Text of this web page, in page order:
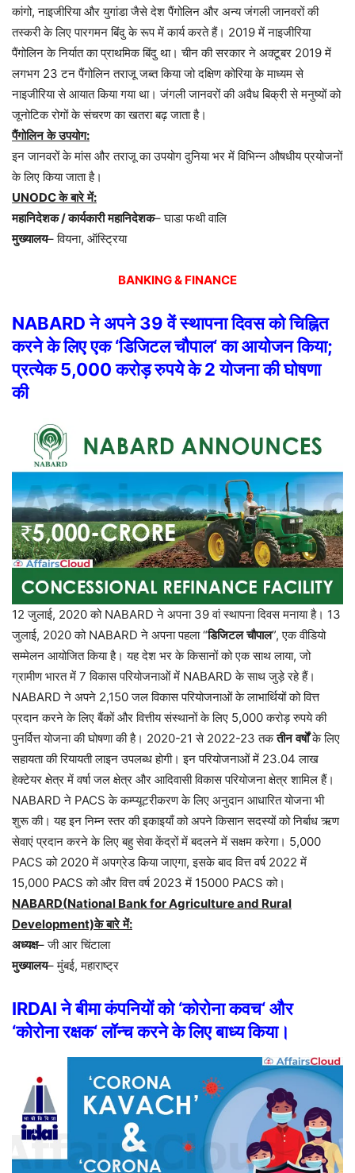
कांगो,नाइजीरिया और युगांडा जैसे देश पैंगोलिन और अन्य जंगली जानवरों की
तस्करी के लिए पारगमन बिंदु के रूप में कार्य करते हैं। 2019में नाइजीरिया
पैंगोलिन के निर्यात का प्राथमिक बिंदु था। चीन की सरकार ने अक्टूबर 2019में
लगभग 23टन पैंगोलिन तराजू जब्त किया जो दक्षिण कोरिया के माध्यम से
नाइजीरिया से आयात किया गया था। जंगली जानवरों की अवैध बिक्री से मनुष्यों को
जूनोटिक रोगों के संचरण का खतरा बढ़ जाता है।
पैंगोलिन के उपयोग:
इन जानवरों के मांस और तराजू का उपयोग दुनिया भर में विभिन्न औषधीय प्रयोजनों
के लिए किया जाता है।
UNODCके बारे में:
महानिदेशक/कार्यकारी महानिदेशक–घाडा फथी वालि
मुख्यालय–वियना, ऑस्ट्रिया
BANKING & FINANCE
NABARDनेअपने39वेंस्थापनादिवसकोचिह्नित
करनेकेलिएएक‘डिजिटलचौपाल‘काआयोजनकिया;
प्रत्येक5,000करोड़रुपयेके2योजनाकीघोषणा
की
12जुलाई, 2020कोNABARDने अपना39वां स्थापना दिवस मनाया है। 13
जुलाई, 2020कोNABARDने अपना पहला“डिजिटल चौपाल”,एक वीडियो
सम्मेलन आयोजित किया है। यह देश भर के किसानों को एक साथ लाया,जो
ग्रामीण भारत में 7विकास परियोजनाओं में NABARDके साथ जुड़े रहे हैं।
NABARDने अपने 2,150जल विकास परियोजनाओं के लाभार्थियों को वित्त
प्रदान करने के लिए बैंकों और वित्तीय संस्थानों के लिए 5,000करोड़ रुपये की
पुनर्वित्त योजना की घोषणा की है। 2020-21से2022-23तक तीन वर्षों के लिए
सहायता की रियायती लाइन उपलब्ध होगी। इन परियोजनाओं में 23.04लाख
हेक्टेयर क्षेत्र में वर्षा जल क्षेत्र और आदिवासी विकास परियोजना क्षेत्र शामिल हैं।
NABARDने PACSके कम्प्यूटरीकरण के लिए अनुदान आधारित योजना भी
शुरू की। यह इन निम्न स्तर की इकाइयाँ को अपने किसान सदस्यों को निर्बाध ऋण
सेवाएं प्रदान करने के लिए बहु सेवा केंद्रों में बदलने में सक्षम करेगा। 5,000
PACSको2020में अपग्रेड किया जाएगा,इसके बाद वित्त वर्ष2022में
15,000 PACSको और वित्त वर्ष2023में 15000 PACSको।
NABARD(National Bank for Agriculture and Rural
Development)के बारे में:
अध्यक्ष–जी आर चिंटाला
मुख्यालय–मुंबई,महाराष्ट्र
IRDAIनेबीमाकंपनियोंको‘कोरोनाकवच‘और
‘कोरोनारक्षक‘लॉन्चकरनेकेलिएबाध्यकिया।